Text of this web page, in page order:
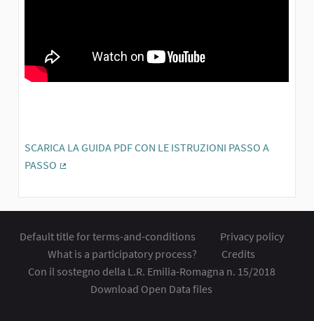
SCARICA LA GUIDA PDF CON LE ISTRUZIONI PASSO A
PASSO
Default title for terms-and-conditions
Privacy policy
What is a participatory process?
Credits
Con il sostegno della L.R. Emilia-Romagna n. 15/2018
Download Open Data files